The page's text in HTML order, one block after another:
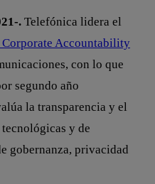
. Telefónica lidera el
Accountability
con lo que
segundo año
la transparencia y el
y de
gobernanza, privacidad